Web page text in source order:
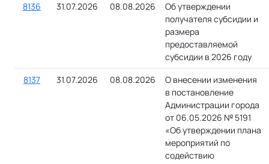
8136
31.07.2026 08.08.2026
Об утверждении
получателя субсидии и
размера
предоставляемой
субсидии в 2026 году
8137
31.07.2026 08.08.2026
О внесении изменения
в постановление
Администрации города
от 06.05.2026 № 5191
«Об утверждении плана
мероприятий по
содействию